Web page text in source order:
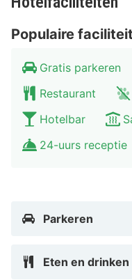
Populaire
Gratis parkeren
Restaurant
Hotelbar
24-uurs receptie
Parkeren
Eten en drinken